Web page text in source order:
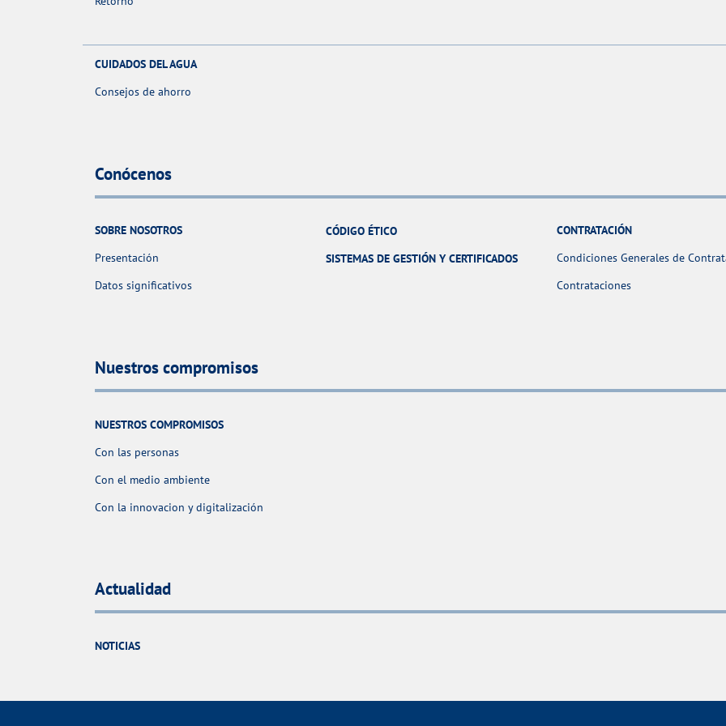
CUIDADOS DEL AGUA
Consejos de ahorro
Conócenos
SOBRE NOSOTROS
Presentación
Datos significativos
CÓDIGO ÉTICO
SISTEMAS DE GESTIÓN Y CERTIFICADOS
CONTRATACIÓN
Condiciones Generales de
Contrataciones
Nuestros compromisos
NUESTROS COMPROMISOS
Con las personas
Con el medio ambiente
Con la innovacion y digitalización
Actualidad
NOTICIAS